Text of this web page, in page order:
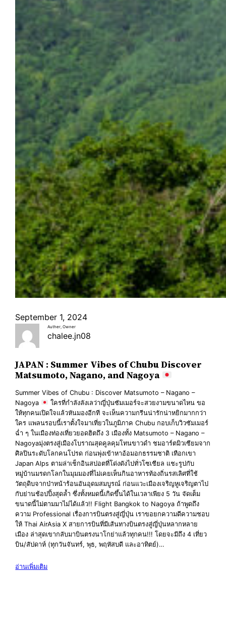
September 1, 2024
Auther, Owner
chalee.jn08
JAPAN : Summer Vibes of Chubu Discover
Matsumoto, Nagano, and Nagoya
Summer Vibes of Chubu : Discover Matsumoto – Nagano –
Nagoya
ใครที่กำลังลังเลว่าญี่ปุ่นซัมเมอร์จะสวยงามขนาดไหน ขอ
ให้ทุกคนเปิดใจแล้วหันมองอีกที จะเห็นความกรีนน่ารักน่าหยิกมากกว่า
ใคร แพลนรอบนี้เราตั้งใจมาเที่ยวในภูมิภาค Chubu กอบเก็บวิวซัมเมอร์
ฉ่ำ ๆ ในเมืองท่องเที่ยวยอดฮิตถึง 3 เมืองทั้ง Matsumoto – Nagano –
Nagoyaมุ่งตรงสู่เมืองโบราณสุดคูลคุมโทนขาวดำ ชมอาร์ตมิวเซียมจาก
ศิลปินระดับโลกคนโปรด ก่อนพุ่งเข้าหาอ้อมอกธรรมชาติ เทือกเขา
Japan Alps ตามล่าเช็กอินสปอตที่โด่งดังไปทั่วโซเชียล แชะรูปกับ
หมู่บ้านมรดกโลกในมุมมองที่ไม่เคยเห็นกินอาหารท้องถิ่นรสเลิศที่ใช้
วัตถุดิบจากป่าหน้าร้อนอันอุดมสมบูรณ์ ก่อนแวะเมืองเจริญหูเจริญตาไป
กับย่านช้อปปิ้งสุดล้ำ ซึ่งทั้งหมดนี้เกิดขึ้นได้ในเวลาเพียง 5 วัน จัดเต็ม
ขนาดนี้ไม่ตามมาไม่ได้แล้ว!! Flight Bangkok to Nagoya ถ้าพูดถึง
ความ Professional เรื่องการบินตรงสู่ญี่ปุ่น เราขอยกความดีความชอบ
ให้ Thai AirAsia X สายการบินที่มีเส้นทางบินตรงสู่ญี่ปุ่นหลากหลาย
เมือง ล่าสุดเขากลับมาบินตรงนาโกย่าแล้วทุกคน!!! โดยจะมีถึง 4 เที่ยว
บิน/สัปดาห์ (ทุกวันจันทร์, พุธ, พฤหัสบดี และอาทิตย์)…
อ่านเพิ่มเติม